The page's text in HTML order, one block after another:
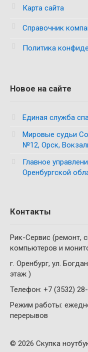
Карта сайта
Справочник
Политика
Новое на сайте
Единая служба
Мировые судьи
№12, Орск,
Главное
Оренбургской
Контакты
Рик-Сервис (ремонт,
компьютеров и
г. Оренбург, ул.
этаж )
Телефон: +7 (3532)
Режим работы:
перерывов
© 2026 Скупка